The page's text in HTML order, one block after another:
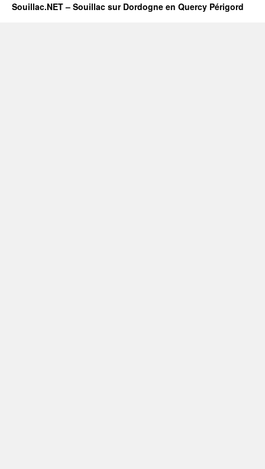
Souillac.NET – Souillac sur Dordogne en Quercy Périgord